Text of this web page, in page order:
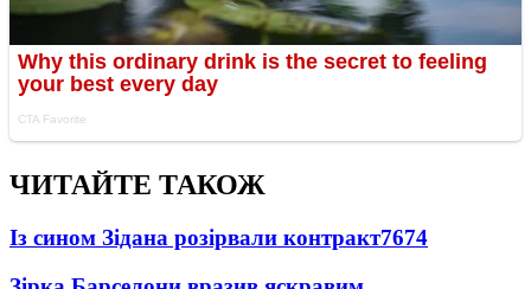
ЧИТАЙТЕ ТАКОЖ
Із сином Зідана розірвали контракт7674